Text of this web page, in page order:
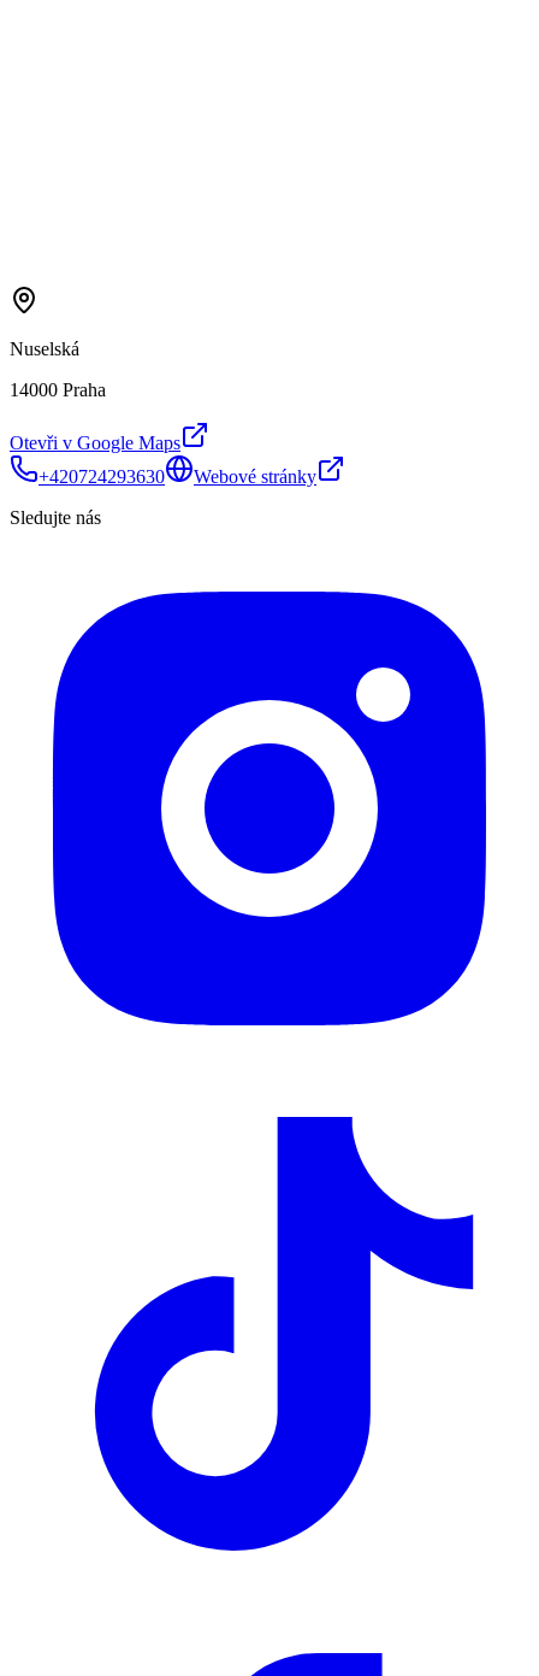
Nuselská
14000 Praha
Otevři v Google Maps
+420724293630
Webové stránky
Sledujte nás